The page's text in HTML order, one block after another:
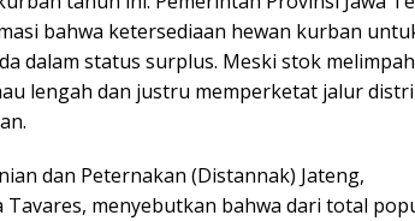
bahwa ketersediaan hewan kurban
dalam status surplus. Meski stok
lengah dan justru memperketat jalur
dan Peternakan (Distannak) Jateng,
Tavares, menyebutkan bahwa dari total